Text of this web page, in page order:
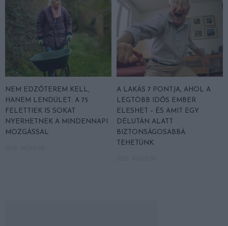
NEM EDZŐTEREM KELL,
HANEM LENDÜLET: A 75
FELETTIEK IS SOKAT
NYERHETNEK A MINDENNAPI
MOZGÁSSAL
A LAKÁS 7 PONTJA, AHOL A
LEGTÖBB IDŐS EMBER
ELESHET – ÉS AMIT EGY
DÉLUTÁN ALATT
BIZTONSÁGOSABBÁ
TEHETÜNK